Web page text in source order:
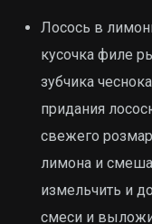
Лосось в
кусочка филе
зубчика
придания
свежего
лимона и
измельчить и
смеси и